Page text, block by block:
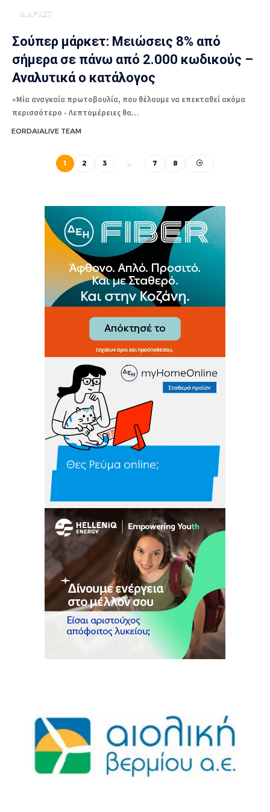
ΜΑΡΚΕΤ
Σούπερ μάρκετ: Μειώσεις 8% από
σήμερα σε πάνω από 2.000 κωδικούς –
Αναλυτικά ο κατάλογος
«Μία αναγκαία πρωτοβουλία, που θέλουμε να επεκταθεί ακόμα
περισσότερο - Λεπτομέρειες θα…
EORDAIALIVE TEAM
1 2 3 … 7 8